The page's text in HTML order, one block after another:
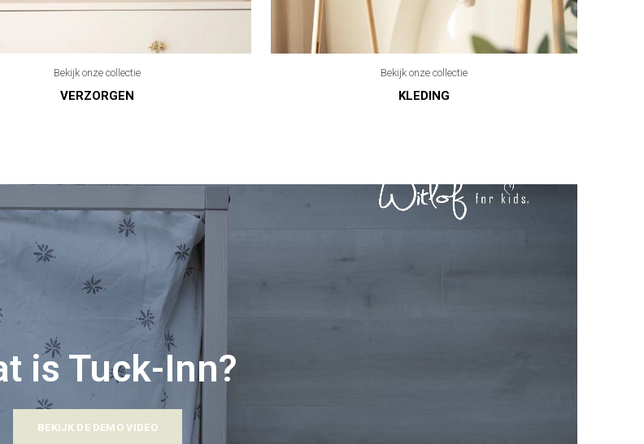
Bekijk onze collectie
VERZORGEN
Bekijk onze collectie
KLEDING
is Tuck-Inn?
BEKIJK DE DEMO VIDEO